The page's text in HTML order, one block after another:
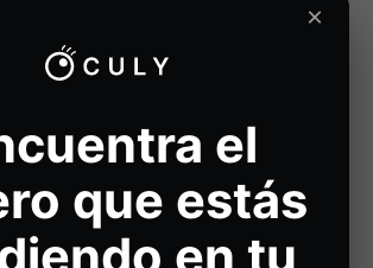
a tu
y paneles de control. Diseñamos
claras y a tu medida para
decisiones con más rapidez y
×
el
que estás
en tu